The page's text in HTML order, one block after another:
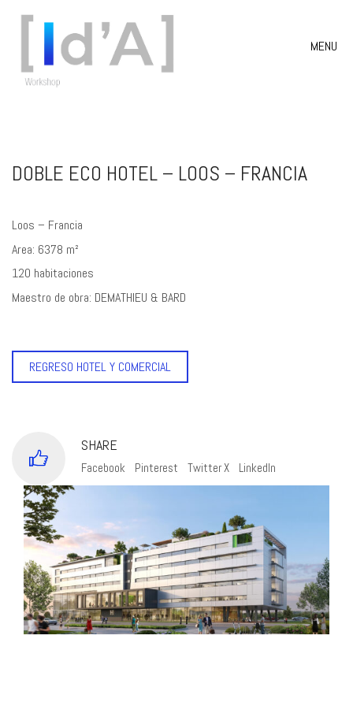
MENU
DOBLE ECO HOTEL – LOOS – FRANCIA
Loos – Francia
Area: 6378 m²
120 habitaciones
Maestro de obra: DEMATHIEU & BARD
REGRESO HOTEL Y COMERCIAL
SHARE
Facebook Pinterest Twitter X LinkedIn